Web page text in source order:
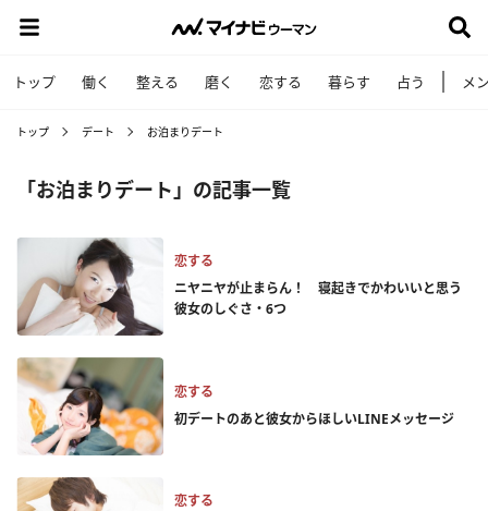
トップ 働く 整える 磨く 恋する 暮らす 占う メ
トップ デート お泊まりデート
「お泊まりデート」の記事一覧
恋する
ニヤニヤが止まらん！ 寝起きでかわいいと思う
彼女のしぐさ・6つ
恋する
初デートのあと彼女からほしいLINEメッセージ
恋する